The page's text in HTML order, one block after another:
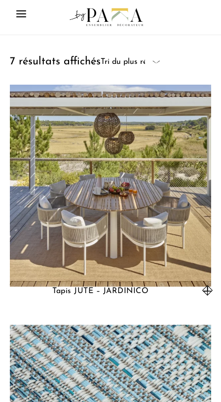
7 résultats affichés
Tapis JUTE – JARDINICO